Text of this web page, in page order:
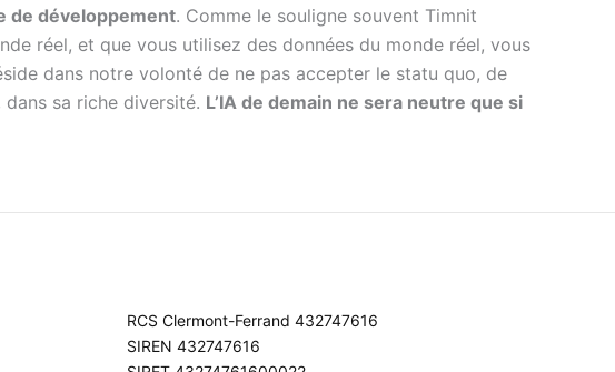
de développement. Comme le souligne souvent Timnit
réel, et que vous utilisez des données du monde réel, vous
dans notre volonté de ne pas accepter le statu quo, de
sa riche diversité. L’IA de demain ne sera neutre que si
RCS Clermont-Ferrand 432747616
SIREN 432747616